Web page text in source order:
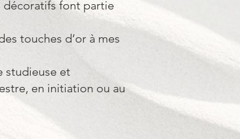
décoratifs font partie
touches d’or à mes
studieuse et
en initiation ou au